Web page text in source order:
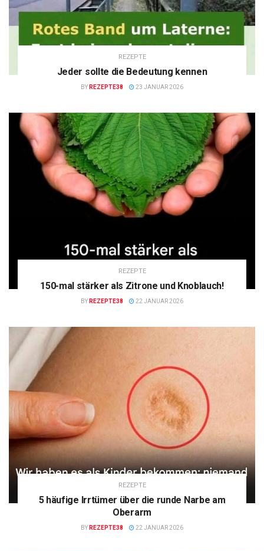
REZEPTE
Jeder sollte die Bedeutung kennen
BY REZEPTE38 23 JANUAR 2026
REZEPTE
150-mal stärker als Zitrone und Knoblauch!
BY REZEPTE38 22 JANUAR 2026
REZEPTE
5 häufige Irrtümer über die runde Narbe am
Oberarm
BY REZEPTE38 22 JANUAR 2026